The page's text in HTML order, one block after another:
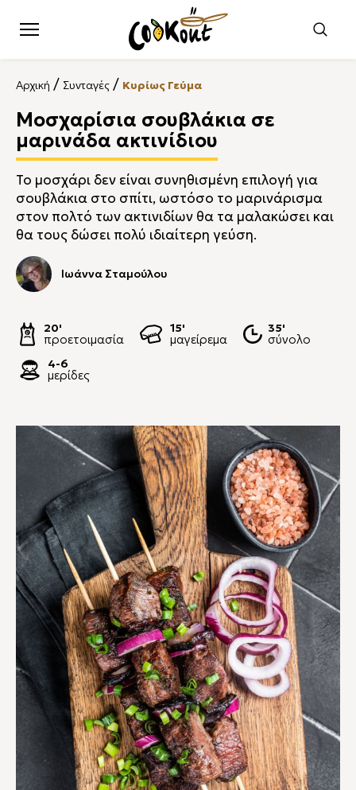
Αρχική / Συνταγές / Κυρίως Γεύμα
Μοσχαρίσια σουβλάκια σε
μαρινάδα ακτινίδιου
Το μοσχάρι δεν είναι συνηθισμένη επιλογή για
σουβλάκια στο σπίτι, ωστόσο το μαρινάρισμα
στον πολτό των ακτινιδίων θα τα μαλακώσει και
θα τους δώσει πολύ ιδιαίτερη γεύση.
Ιωάννα Σταμούλου
20'
προετοιμασία
15'
μαγείρεμα
35'
σύνολο
4-6
μερίδες